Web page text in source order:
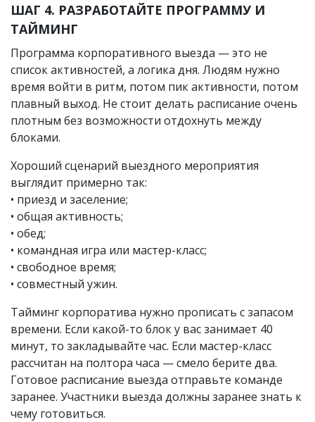
ШАГ 4. РАЗРАБОТАЙТЕ ПРОГРАММУ И
ТАЙМИНГ
Программа корпоративного выезда — это не
список активностей, а логика дня. Людям нужно
время войти в ритм, потом пик активности, потом
плавный выход. Не стоит делать расписание очень
плотным без возможности отдохнуть между
блоками.
Хороший сценарий выездного мероприятия
выглядит примерно так:
• приезд и заселение;
• общая активность;
• обед;
• командная игра или мастер-класс;
• свободное время;
• совместный ужин.
Тайминг корпоратива нужно прописать с запасом
времени. Если какой-то блок у вас занимает 40
минут, то закладывайте час. Если мастер-класс
рассчитан на полтора часа — смело берите два.
Готовое расписание выезда отправьте команде
заранее. Участники выезда должны заранее знать к
чему готовиться.